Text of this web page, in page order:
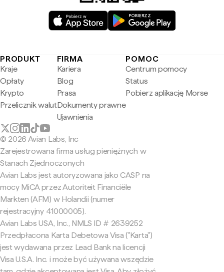
PRODUKT
Kraje
Opłaty
Krypto
Przelicznik walut
FIRMA
Kariera
Blog
Prasa
Dokumenty prawne
Ujawnienia
POMOC
Centrum pomocy
Status
Pobierz aplikację Morse
© 2026 Avian Labs, Inc
Zarejestrowana firma usług pieniężnych w
Stanach Zjednoczonych
Avian Labs jest autoryzowana jako CASP na
mocy MiCA przez Autoriteit Financiële
Markten (AFM) w Holandii (numer
rejestracyjny 41000005).
Avian Labs USA, Inc., NMLS ID # 2639252
Przedpłacona Karta Debetowa Visa ("Karta")
jest wydawana przez Lead Bank na licencji
Visa U.S.A. Inc. i może być używana wszędzie